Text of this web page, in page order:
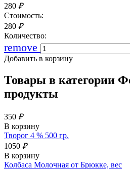
280 ₽
Стоимость:
280 ₽
Количество:
remove
Добавить в корзину
Товары в категории
продукты
350 ₽
В корзину
Творог 4 % 500 гр.
1050 ₽
В корзину
Колбаса Молочная от Брюкке, вес